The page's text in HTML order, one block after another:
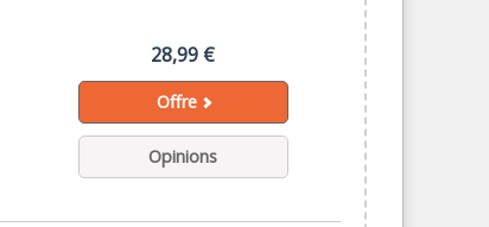
28,99 €
Offre
Opinions